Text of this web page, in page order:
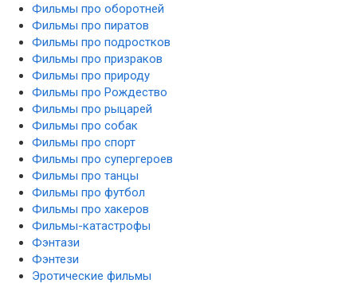
Фильмы про оборотней
Фильмы про пиратов
Фильмы про подростков
Фильмы про призраков
Фильмы про природу
Фильмы про Рождество
Фильмы про рыцарей
Фильмы про собак
Фильмы про спорт
Фильмы про супергероев
Фильмы про танцы
Фильмы про футбол
Фильмы про хакеров
Фильмы-катастрофы
Фэнтази
Фэнтези
Эротические фильмы